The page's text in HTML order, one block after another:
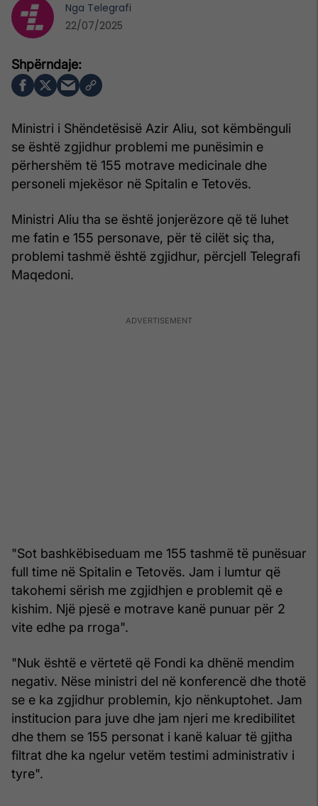
Ministri i Shëndetësisë Azir Aliu, sot këmbënguli
se është zgjidhur problemi me punësimin e
përhershëm të 155 motrave medicinale dhe
personeli mjekësor në Spitalin e Tetovës.
Ministri Aliu tha se është jonjerëzore që të luhet
me fatin e 155 personave, për të cilët siç tha,
problemi tashmë është zgjidhur, përcjell Telegrafi
Maqedoni.
"Sot bashkëbiseduam me 155 tashmë të punësuar
full time në Spitalin e Tetovës. Jam i lumtur që
takohemi sërish me zgjidhjen e problemit që e
kishim. Një pjesë e motrave kanë punuar për 2
vite edhe pa rroga".
"Nuk është e vërtetë që Fondi ka dhënë mendim
negativ. Nëse ministri del në konferencë dhe thotë
se e ka zgjidhur problemin, kjo nënkuptohet. Jam
institucion para juve dhe jam njeri me kredibilitet
dhe them se 155 personat i kanë kaluar të gjitha
filtrat dhe ka ngelur vetëm testimi administrativ i
tyre".
Nga Telegrafi
22/07/2025